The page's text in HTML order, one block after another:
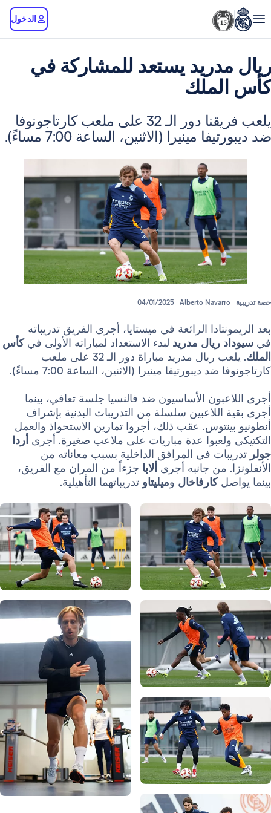
يستعد للمشاركة في
يلعب فريقنا دور الـ 32 على ملعب كارتاجونوفا
مينيرا (الاثنين، الساعة 7:00 مساءً).
04/01/2025 Alberto
الرائعة في ميستايا، أجرى الفريق تدريباته
ريال مدريد لبدء الاستعداد لمباراته الأولى فيكأس
. يلعب ريال مدريد مباراة دور الـ 32 على ملعب
ديبورتيفا مينيرا (الاثنين، الساعة 7:00 مساءً).
الأساسيون ضد فالنسيا جلسة تعافي، بينما
سلسلة من التدريبات البدنية بإشراف
عقب ذلك، أجروا تمارين الاستحواذ والعمل
عدة مباريات على ملاعب صغيرة. أجرىأردا
في المرافق الداخلية بسبب معاناته من
من جانبه أجرىألابا جزءاً من المران مع الفريق،
كارفاخال وميليتاوتدريباتهما التأهيلية.
صورة: Real Madrid